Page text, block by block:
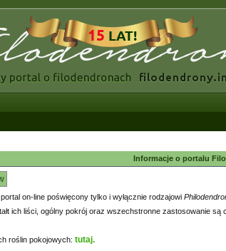
Informacje o portalu
on-line poświęcony tylko i wyłącznie rodzajowi
ich liści, ogólny pokrój oraz wszechstronne zastosowanie
roślin pokojowych: tutaj.